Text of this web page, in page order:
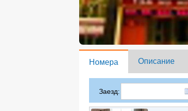
Номера Описание
Заезд: